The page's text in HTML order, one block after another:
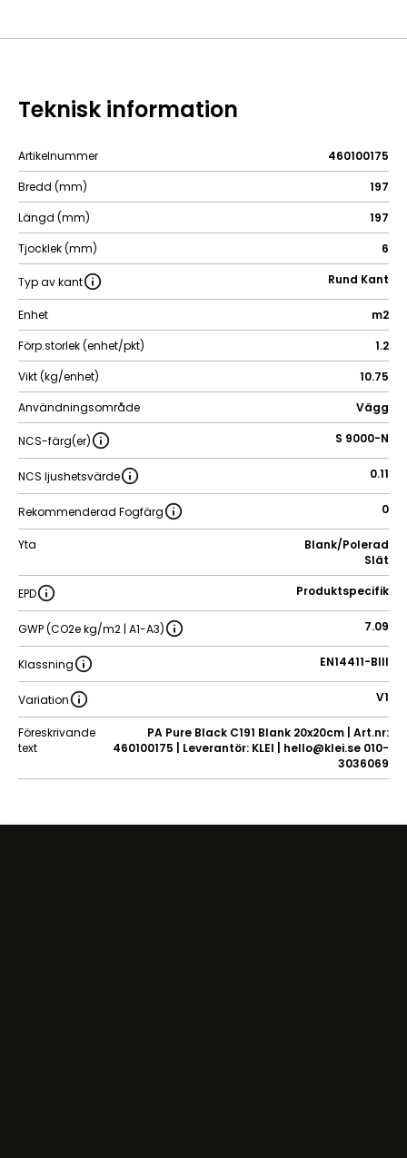
Teknisk information
Artikelnummer
460100175
Bredd (mm)
197
Längd (mm)
197
Tjocklek (mm)
6
Typ av kant Rund Kant
Enhet
m2
Förp.storlek (enhet/pkt)
1.2
Vikt (kg/enhet)
10.75
Användningsområde
Vägg
NCS-färg(er) S 9000-N
NCS ljushetsvärde 0.11
Rekommenderad Fogfärg 0
Yta
Blank/Polerad
Slät
EPD Produktspecifik
GWP (CO2e kg/m2 | A1-A3) 7.09
Klassning EN14411-BIII
Variation V1
Föreskrivande
text
PA Pure Black C191 Blank 20x20cm | Art.nr:
460100175 | Leverantör: KLEI | hello@klei.se 010-
3036069